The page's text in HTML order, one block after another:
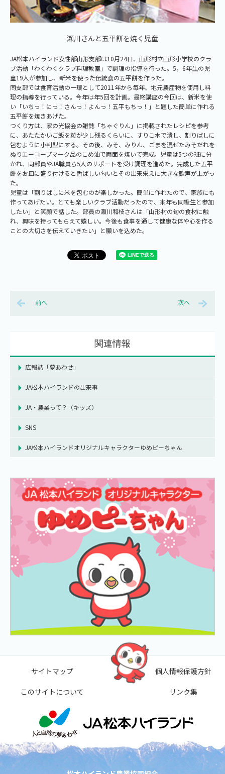
瀬川さんと五平餅を焼く児童
JA松本ハイランド女性部山形支部は10月24日、山形村立山形小学校のクラ
ブ活動「わくわくクラブ料理教室」で調理の指導を行った。5，6年生の児
童19人が参加し、新米を使った伝統食の五平餅を作った。
同支部では食育活動の一環として2011年から毎年、地元農産物を使用し料
理の指導を行っている。今年は年5回を計画。最終講座の今回は、新米を使
い「いちっ！にっ！さんっ！よんっ！五平もちっ！」と題した簡単に作れる
五平餅を焼きあげた。
つくり方は、家の光協会の雑誌「ちゃぐりん」に掲載されたレシピを参考
に、あたたかいご飯を粒が少し残るくらいに、すりこ木で潰し、割りばしに
包むように小判型にする。その後、みそ、みりん、ごまを混ぜたみそだれを
ぬりエーコープマーク品のこめ油で両面を焼いて完成。児童は5つの班に分
かれ、同部員やJA職員ら5人のサポートを受け調理を進めた。完成した五平
餅をお皿に盛り付けると香ばしい匂いとその出来栄えに大きな歓声が上がっ
た。
児童は「割りばしに米を包むのが楽しかった。簡単に作れたので、家族にも
作ってあげたい。とても楽しいクラブ活動だったので、来年も同級生と参加
したい」と笑顔で話した。部員の瀬川和枝さんは「山形村の旬の食材に触
れ、興味を持ってもらえて嬉しい。今後も食事を通して健康な体や心を作る
ことの大切さを伝えていきたい」と願いを込めた。
前へ 次へ
関連情報
広報誌「夢あわせ」
JA松本ハイランドの出来事
JA・農業って？（キッズ）
SNS
JA松本ハイランドオリジナルキャラクターゆめピーちゃん
サイトマップ
このサイトについて
個人情報保護方針
リンク集